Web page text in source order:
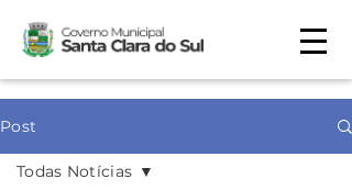
Post
Todas Notícias